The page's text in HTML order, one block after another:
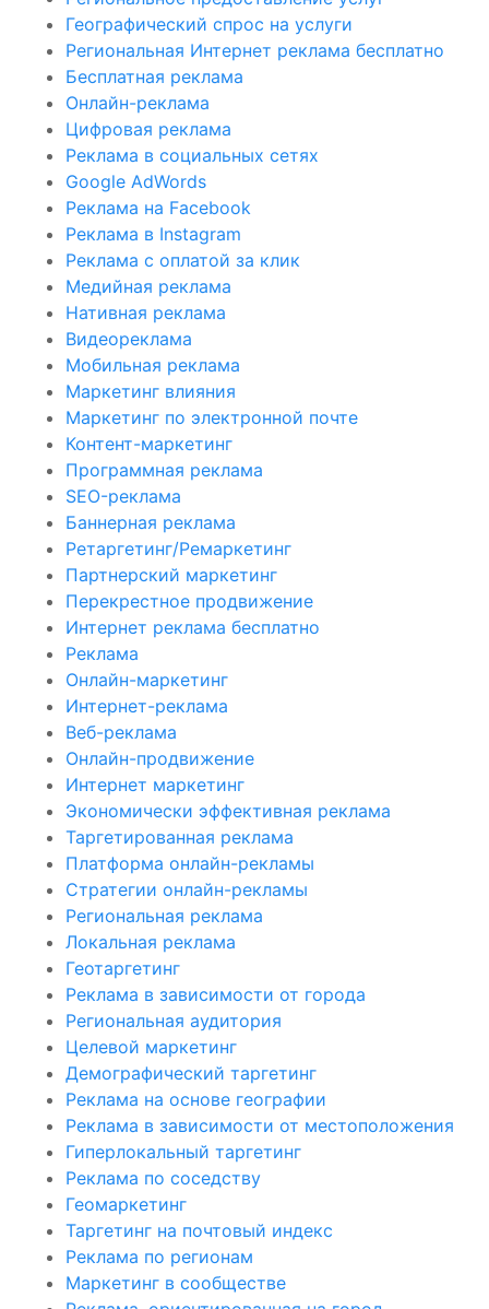
Географический спрос на услуги
Региональная Интернет реклама бесплатно
Бесплатная реклама
Онлайн-реклама
Цифровая реклама
Реклама в социальных сетях
Google AdWords
Реклама на Facebook
Реклама в Instagram
Реклама с оплатой за клик
Медийная реклама
Нативная реклама
Видеореклама
Мобильная реклама
Маркетинг влияния
Маркетинг по электронной почте
Контент-маркетинг
Программная реклама
SEO-реклама
Баннерная реклама
Ретаргетинг/Ремаркетинг
Партнерский маркетинг
Перекрестное продвижение
Интернет реклама бесплатно
Реклама
Онлайн-маркетинг
Интернет-реклама
Веб-реклама
Онлайн-продвижение
Интернет маркетинг
Экономически эффективная реклама
Таргетированная реклама
Платформа онлайн-рекламы
Стратегии онлайн-рекламы
Региональная реклама
Локальная реклама
Геотаргетинг
Реклама в зависимости от города
Региональная аудитория
Целевой маркетинг
Демографический таргетинг
Реклама на основе географии
Реклама в зависимости от местоположения
Гиперлокальный таргетинг
Реклама по соседству
Геомаркетинг
Таргетинг на почтовый индекс
Реклама по регионам
Маркетинг в сообществе